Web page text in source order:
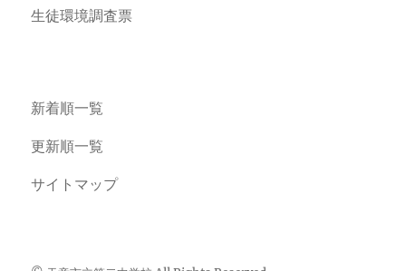
生徒環境調査票
新着順一覧
更新順一覧
サイトマップ